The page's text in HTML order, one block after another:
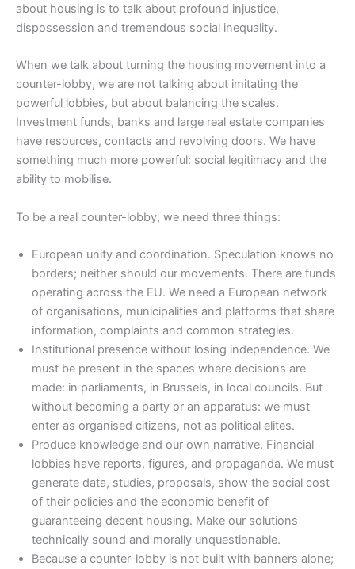
about housing is to talk about profound injustice,
dispossession and tremendous social inequality.
When we talk about turning the housing movement into a
counter-lobby, we are not talking about imitating the
powerful lobbies, but about balancing the scales.
Investment funds, banks and large real estate companies
have resources, contacts and revolving doors. We have
something much more powerful: social legitimacy and the
ability to mobilise.
To be a real counter-lobby, we need three things:
European unity and coordination. Speculation knows no
borders; neither should our movements. There are funds
operating across the EU. We need a European network
of organisations, municipalities and platforms that share
information, complaints and common strategies.
Institutional presence without losing independence. We
must be present in the spaces where decisions are
made: in parliaments, in Brussels, in local councils. But
without becoming a party or an apparatus: we must
enter as organised citizens, not as political elites.
Produce knowledge and our own narrative. Financial
lobbies have reports, figures, and propaganda. We must
generate data, studies, proposals, show the social cost
of their policies and the economic benefit of
guaranteeing decent housing. Make our solutions
technically sound and morally unquestionable.
Because a counter-lobby is not built with banners alone;